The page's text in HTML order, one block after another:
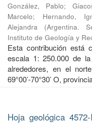
González, Pablo;
Marcelo; Hernando,
Alejandra
(Argentina.
Instituto de Geología y
Esta contribución está
escala 1: 250.000 de
alrededores, en el
69°00’-70°30’ O,
Hoja geológica